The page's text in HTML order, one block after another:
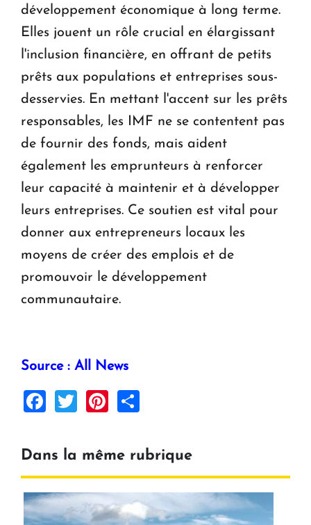
développement économique à long terme.
Elles jouent un rôle crucial en élargissant
l'inclusion financière, en offrant de petits
prêts aux populations et entreprises sous-
desservies. En mettant l'accent sur les prêts
responsables, les IMF ne se contentent pas
de fournir des fonds, mais aident
également les emprunteurs à renforcer
leur capacité à maintenir et à développer
leurs entreprises. Ce soutien est vital pour
donner aux entrepreneurs locaux les
moyens de créer des emplois et de
promouvoir le développement
communautaire.
Source : All News
Facebook
TwitterPinterest
Dans la même rubrique